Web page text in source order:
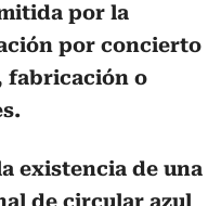
por la
por concierto
fabricación o
existencia de una
de circular azul